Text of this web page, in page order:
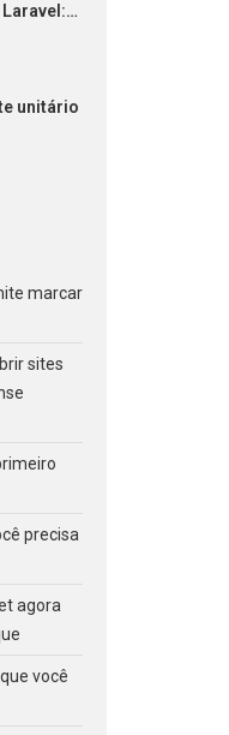
Laravel:…
unitário
marcar
sites
precisa
agora
você